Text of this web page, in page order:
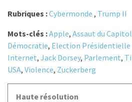
Rubriques :Cybermonde , Trump II
Mots-clés :Apple, Assaut du
Démocratie, Election Présidentielle
Internet, Jack Dorsey, Parlement,
USA, Violence, Zuckerberg
Haute résolution